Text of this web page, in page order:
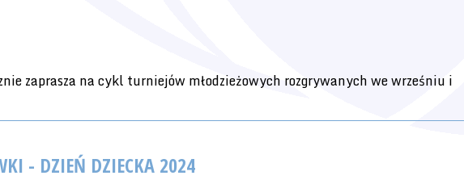
zaprasza na cykl turniejów młodzieżowych rozgrywanych we wrześniu i
- DZIEŃ DZIECKA 2024